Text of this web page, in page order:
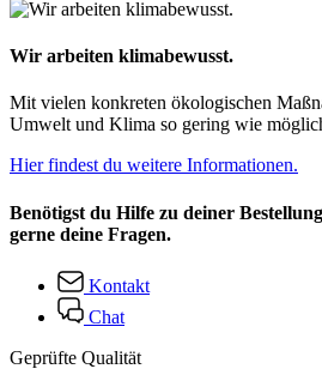
Wir arbeiten klimabewusst.
Mit vielen konkreten ökologischen
Umwelt und Klima so gering wie
Hier findest du weitere Informationen.
Benötigst du Hilfe zu deiner
gerne deine Fragen.
Kontakt
Chat
Geprüfte Qualität